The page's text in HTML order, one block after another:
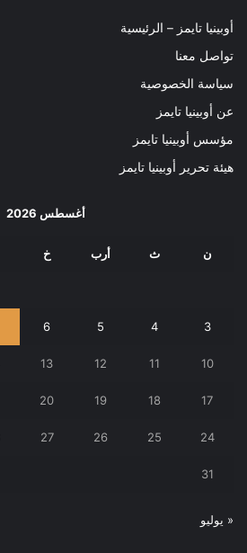
أوبينيا تايمز – الرئيسية
تواصل معنا
سياسة الخصوصية
عن أوبينيا تايمز
مؤسس أوبينيا تايمز
هيئة تحرير أوبينيا تايمز
أغسطس 2026
ن ث أرب خ
3
4
5
6
10
11
12
13
17
18
19
20
24
25
26
27
31
« يوليو